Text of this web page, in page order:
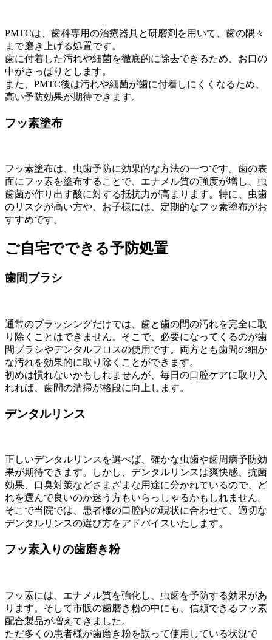
PMTCは、歯科専用の治療器具と研磨剤を用いて、歯の隅々
まで磨き上げる処置です。
歯に付着した汚れや細菌を徹底的に除去できるため、お口の
中がさっぱりとします。
また、PMTC後は汚れや細菌が歯に付着しにくくなるため、
高い予防効果が期待できます。
フッ素塗布
フッ素塗布は、虫歯予防に効果的な方法の一つです。歯の表
面にフッ素を塗布することで、エナメル質の強度が増し、虫
歯菌が作り出す酸に対する抵抗力が高まります。特に、虫歯
のリスクが高い方や、お子様には、定期的なフッ素塗布がお
すすめです。
ご自宅でできる予防処置
歯間ブラシ
通常のブラッシングだけでは、歯と歯の間の汚れを完全に取
り除くことはできません。そこで、必要になってくるのが歯
間ブラシやデンタルフロスの使用です。両方とも歯間の細か
な汚れを効果的に取り除くことができます。
初めは慣れないかもしれませんが、毎日の口腔ケアに取り入
れれば、歯間の清掃が格段に向上します。
デンタルリンス
正しいデンタルリンスを選べば、確かな虫歯や歯周病予防効
果が期待できます。しかし、デンタルリンスは爽快感、抗菌
効果、口臭対策などさまざまな用途に分かれているので、ど
れを選んで良いのか迷う方もいらっしゃるかもしれません。
そこで当院では、患者様の口腔内の現状に合わせて、適切な
デンタルリンスの選び方をアドバイスいたします。
フッ素入りの歯磨き粉
フッ素には、エナメル質を強化し、虫歯を予防する効果があ
ります。そして市販の歯磨き粉の中にも、信頼できるフッ素
配合製品が増えてきました。
ただ多くの患者様が歯磨き粉を誤って使用している状況で